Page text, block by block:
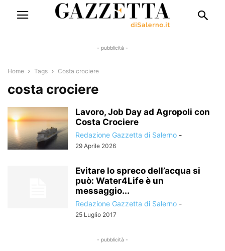
- pubblicità -
Home Tags Costa crociere
costa crociere
Lavoro, Job Day ad Agropoli con
Costa Crociere
Redazione Gazzetta di Salerno -
29 Aprile 2026
Evitare lo spreco dell’acqua si
può: Water4Life è un
messaggio...
Redazione Gazzetta di Salerno -
25 Luglio 2017
- pubblicità -